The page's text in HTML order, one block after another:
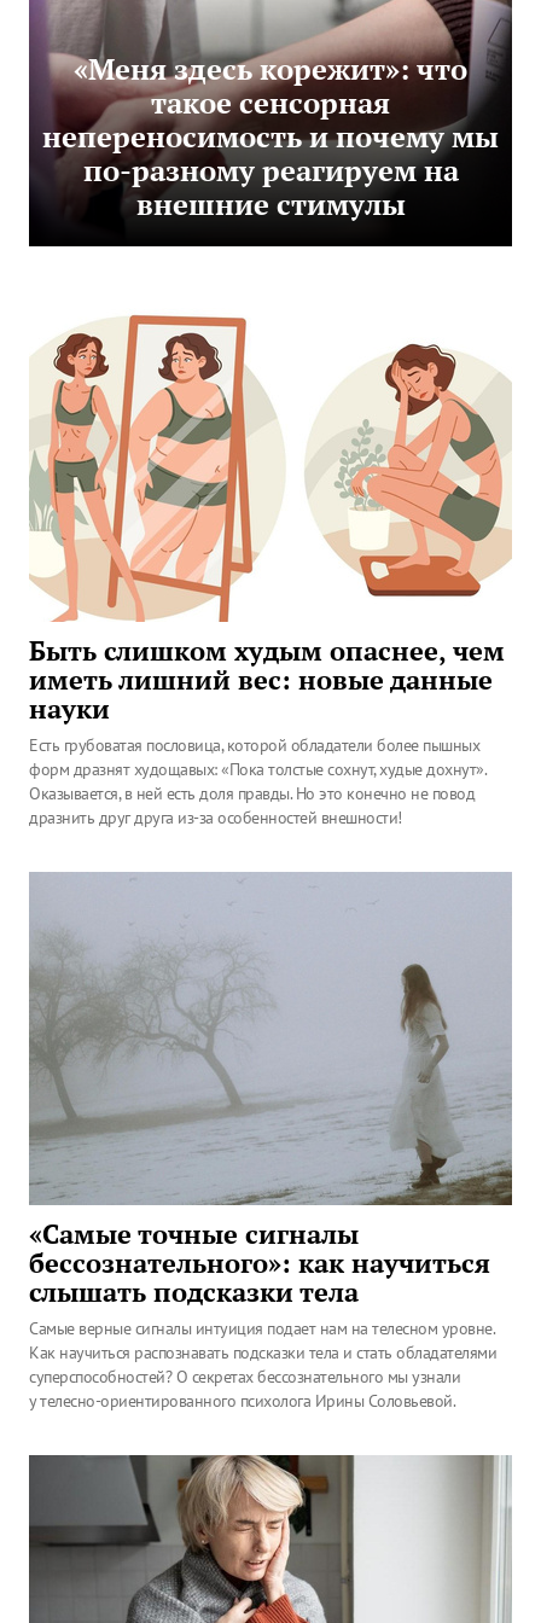
«Меня здесь корежит»: что
такое сенсорная
непереносимость и почему мы
по-разному реагируем на
внешние стимулы
Быть слишком худым опаснее, чем
иметь лишний вес: новые данные
науки
Есть грубоватая пословица, которой обладатели более пышных
форм дразнят худощавых: «Пока толстые сохнут, худые дохнут».
Оказывается, в ней есть доля правды. Но это конечно не повод
дразнить друг друга из-за особенностей внешности!
«Самые точные сигналы
бессознательного»: как научиться
слышать подсказки тела
Самые верные сигналы интуиция подает нам на телесном уровне.
Как научиться распознавать подсказки тела и стать обладателями
суперспособностей? О секретах бессознательного мы узнали
у телесно-ориентированного психолога Ирины Соловьевой.